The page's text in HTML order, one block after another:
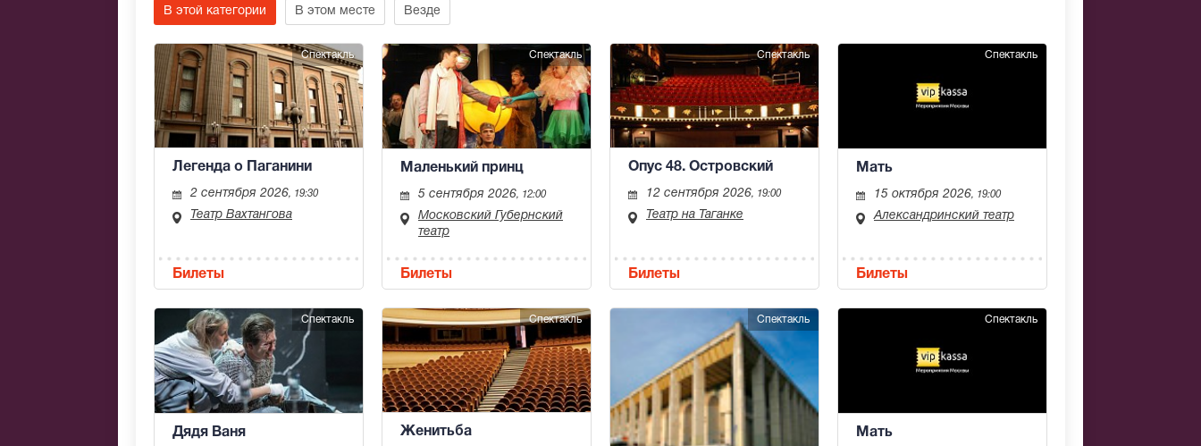
В этой категории В этом месте Везде
Спектакль
Легенда о Паганини
2 сентября 2026, 19:30
Театр Вахтангова
Билеты
Спектакль
Маленький принц
5 сентября 2026, 12:00
Московский Губернский
театр
Билеты
Спектакль
Опус 48. Островский
12 сентября 2026, 19:00
Театр на Таганке
Билеты
Спектакль
Мать
15 октября 2026, 19:00
Александринский театр
Билеты
Спектакль
Дядя Ваня
Спектакль
Женитьба
Спектакль Спектакль
Мать